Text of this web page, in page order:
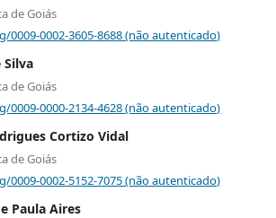
de Goiás
0002-3605-8688 (não autenticado)
Silva
de Goiás
0000-2134-4628 (não autenticado)
Cortizo Vidal
de Goiás
0002-5152-7075 (não autenticado)
Paula Aires